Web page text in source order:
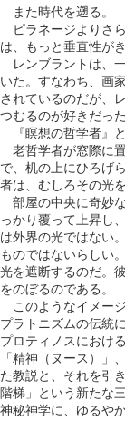
また時代を遡る。
ピラネージよりさ
は、もっと垂直性が
レンブラントは、
いた。すなわち、画
されているのだが、
つむるのが好きだった
『瞑想の哲学者』
老哲学者が窓際に
で、机の上にひろげ
者は、むしろその光
部屋の中央に奇妙
っかり覆って上昇し
は外界の光ではない
ものではないらしい
光を遮断するのだ。
をのぼるのである。
このようなイメー
プラトニズムの伝統
プロティノスにおけ
「精神（ヌース）」
た教説と、それを引
階梯」という新たな
神秘神学に、ゆるや